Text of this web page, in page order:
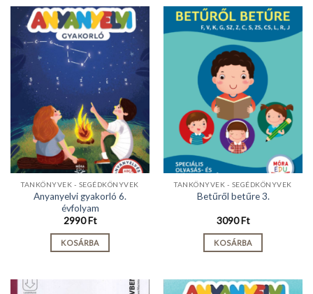
TANKÖNYVEK - SEGÉDKÖNYVEK
Anyanyelvi gyakorló 6.
évfolyam
2990Ft
KOSÁRBA
TANKÖNYVEK - SEGÉDKÖNYVEK
Betűről betűre 3.
3090Ft
KOSÁRBA